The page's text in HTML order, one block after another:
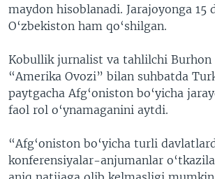
maydon hisoblanadi. Jarajoyonga 15
O‘zbekiston ham qo‘shilgan.
Kobullik jurnalist va tahlilchi Burhon
“Amerika Ovozi” bilan suhbatda
paytgacha Afg‘oniston bo‘yicha
faol rol o‘ynamaganini aytdi.
“Afg‘oniston bo‘yicha turli
konferensiyalar-anjumanlar